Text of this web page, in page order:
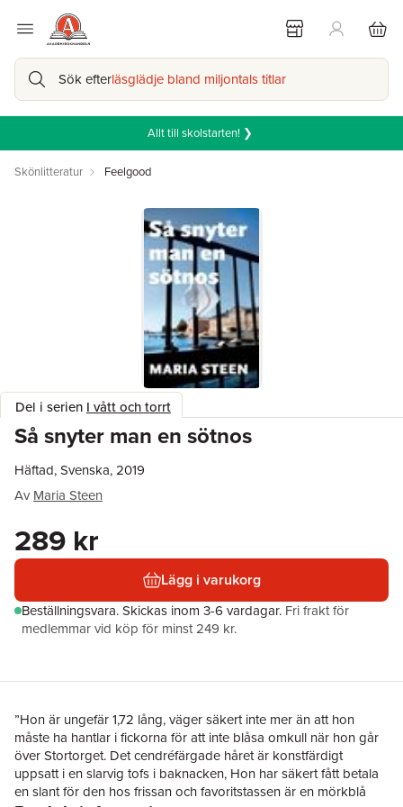
Sök efterläsglädje bland miljontals titlar
Allt till skolstarten! ❯
Skönlitteratur Feelgood
Del i serien I vått och torrt
Så snyter man en sötnos
Häftad, Svenska, 2019
Av Maria Steen
289 kr
Lägg i varukorg
Beställningsvara.Skickas inom 3-6 vardagar. Fri frakt för
medlemmar vid köp för minst 249 kr.
”Hon är ungefär 1,72 lång, väger säkert inte mer än att hon
måste ha hantlar i fickorna för att inte blåsa omkull när hon går
över Stortorget. Det cendréfärgade håret är konstfärdigt
uppsatt i en slarvig tofs i baknacken, Hon har säkert fått betala
en slant för den hos frissan och favoritstassen är en mörkblå